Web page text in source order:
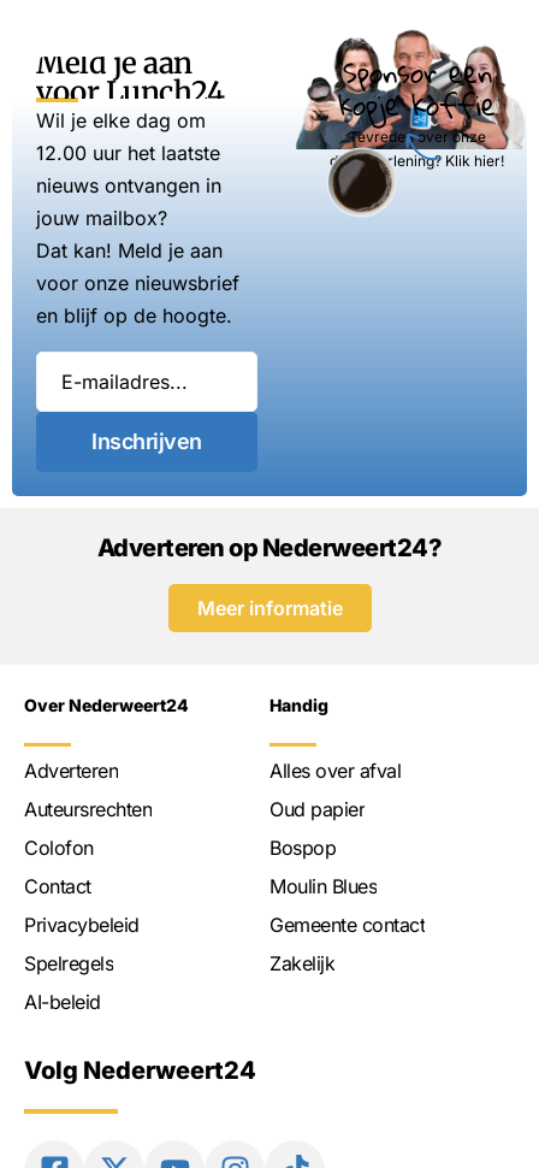
Meld je aan
voor Lunch24
Wil je elke dag om
12.00 uur het laatste
nieuws ontvangen in
jouw mailbox?
Dat kan! Meld je aan
voor onze nieuwsbrief
en blijf op de hoogte.
Inschrijven
Sponsor een
kopje koffie
Tevreden over onze
dienstverlening? Klik hier!
Adverteren op Nederweert24?
Meer informatie
Over Nederweert24
Adverteren
Auteursrechten
Colofon
Contact
Privacybeleid
Spelregels
AI-beleid
Handig
Alles over afval
Oud papier
Bospop
Moulin Blues
Gemeente contact
Zakelijk
Volg Nederweert24